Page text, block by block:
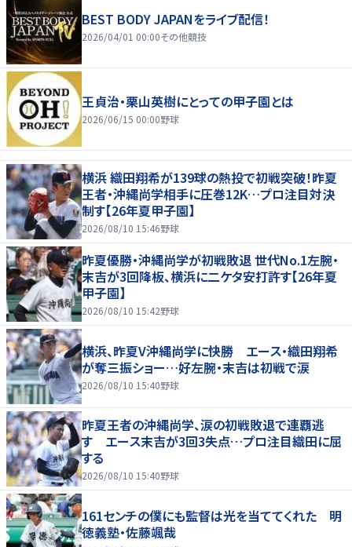
BEST BODY JAPANをライブ配信！
2026/04/01 00:00その他競技
王貞治・栗山英樹にとっての甲子園とは
2026/06/15 00:00野球
横浜 織田翔希が139球の熱投で初戦突破！昨夏
王者・沖縄尚学相手に圧巻12K…プロ注目対決
制す【26年夏甲子園】
2026/08/10 15:46野球
昨夏優勝・沖縄尚学が初戦敗退 世代No.1左腕・
末吉が3回降板、横浜に二ケタ安打許す【26年夏
甲子園】
2026/08/10 15:42野球
横浜、昨夏V沖縄尚学に快勝 エース・織田翔希
が奪三振ショー…好左腕・末吉は初戦で涙
2026/08/10 15:40野球
昨夏王者の沖縄尚学、涙の初戦敗退で連覇逃
す エース末吉が3回3失点…プロ注目織田に屈
する
2026/08/10 15:40野球
161センチの僕にも監督は光を当ててくれた 明
徳義塾・佐藤颯哉